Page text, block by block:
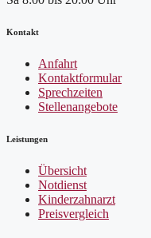
Kontakt
Anfahrt
Kontaktformular
Sprechzeiten
Stellenangebote
Leistungen
Übersicht
Notdienst
Kinderzahnarzt
Preisvergleich